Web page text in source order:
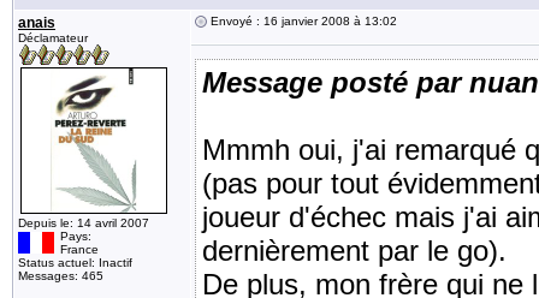
anais
Déclamateur
Depuis le: 14 avril 2007
Pays:
France
Status actuel: Inactif
Messages: 465
Envoyé : 16 janvier 2008 à 13:02
Message posté par
Mmmh oui, j'ai remarqué
(pas pour tout
joueur d'échec mais j'ai
dernièrement par le go).
De plus, mon frère qui ne